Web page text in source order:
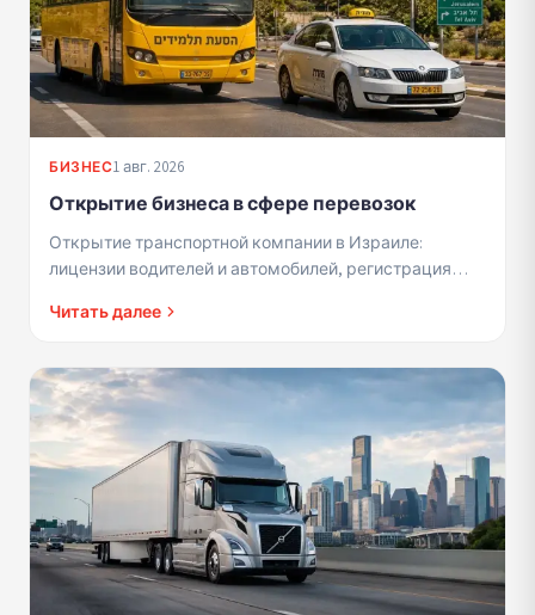
БИЗНЕС1 авг. 2026
Открытие бизнеса в сфере перевозок
Открытие транспортной компании в Израиле:
лицензии водителей и автомобилей, регистрация
Читать далее